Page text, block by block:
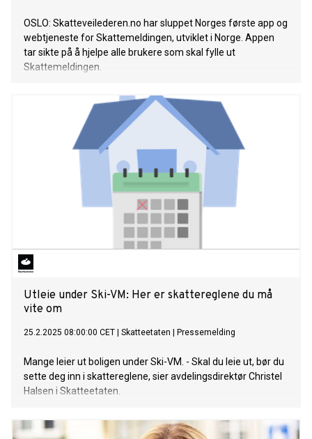
OSLO: Skatteveilederen.no har sluppet Norges første app og
webtjeneste for Skattemeldingen, utviklet i Norge. Appen
tar sikte på å hjelpe alle brukere som skal fylle ut
Skattemeldingen.
Utleie under Ski-VM: Her er skattereglene du må
vite om
25.2.2025 08:00:00 CET Skatteetaten Pressemelding
Mange leier ut boligen under Ski-VM. - Skal du leie ut, bør du
sette deg inn i skattereglene, sier avdelingsdirektør Christel
Halsen i Skatteetaten.